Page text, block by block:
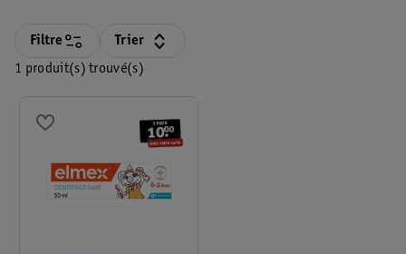
1 produit(s) trouvé(s)
Filtre Trier